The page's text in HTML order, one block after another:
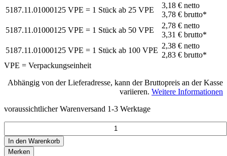
5187.11.01000125 VPE = 1 Stück ab 25 VPE
3,18 €netto
3,78 €brutto*
5187.11.01000125 VPE = 1 Stück ab 50 VPE
2,78 €netto
3,31 €brutto*
5187.11.01000125 VPE = 1 Stück ab 100 VPE
2,38 €netto
2,83 €brutto*
VPE = Verpackungseinheit
Abhängig von der Lieferadresse, kann der Bruttopreis an der Kasse
variieren. Weitere Informationen
voraussichtlicher Warenversand 1-3 Werktage
In den Warenkorb
Merken